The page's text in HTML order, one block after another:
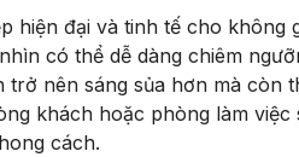
hiện đại và tinh tế cho
có thể dễ dàng chiêm
nên sáng sủa hơn mà còn
khách hoặc phòng làm
cách.